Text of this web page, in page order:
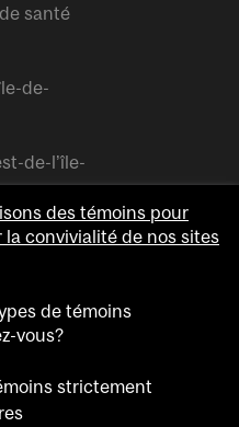
santé
de-
de-l’île-
des témoins pour
la convivialité de nos sites
de témoins
vous?
strictement